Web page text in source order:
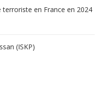
terroriste en France en 2024
(ISKP)